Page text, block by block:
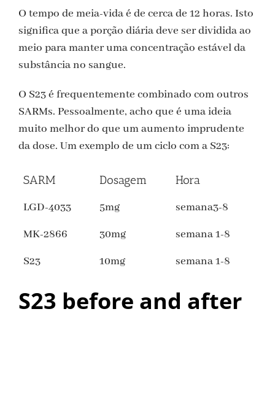
O tempo de meia-vida é de cerca de 12 horas. Isto
significa que a porção diária deve ser dividida ao
meio para manter uma concentração estável da
substância no sangue.
O S23 é frequentemente combinado com outros
SARMs. Pessoalmente, acho que é uma ideia
muito melhor do que um aumento imprudente
da dose. Um exemplo de um ciclo com a S23:
SARM Dosagem Hora
LGD-4033 5mg
semana3-8
MK-2866
30mg
semana 1-8
S23
10mg semana 1-8
S23 before and after